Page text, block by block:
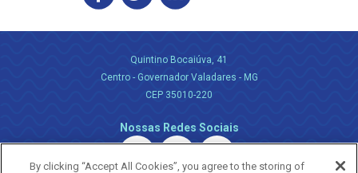
Quintino Bocaiúva, 41
Centro - Governador Valadares - MG
CEP 35010-220
Nossas Redes Sociais
By clicking “Accept All Cookies”, you agree to the storing of